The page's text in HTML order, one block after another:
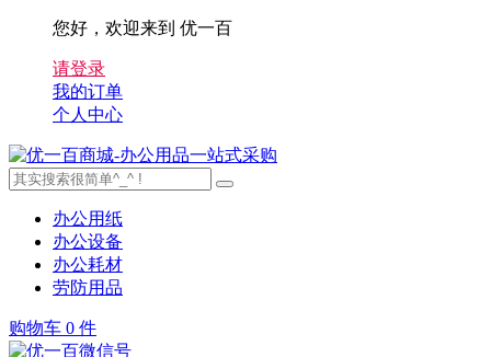
您好，欢迎来到 优一百
请登录
我的订单
个人中心
办公用纸
办公设备
办公耗材
劳防用品
购物车 0 件